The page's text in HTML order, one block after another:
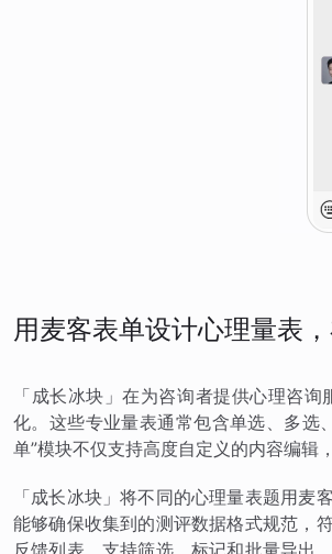
用麦客表单设计心理量表
「成长冰块」在为咨询者提供心理咨
化。这些专业量表通常包含单选、多选
单”模块不仅支持高度自定义的内容编辑
「成长冰块」将不同的心理量表题用麦
能够确保收集到的测评数据格式规范，